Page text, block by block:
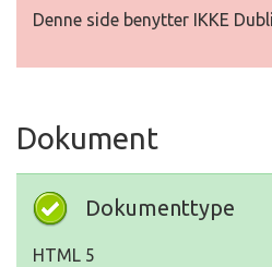
Denne side benytter IKKE
Dokument
Dokumenttype
HTML 5